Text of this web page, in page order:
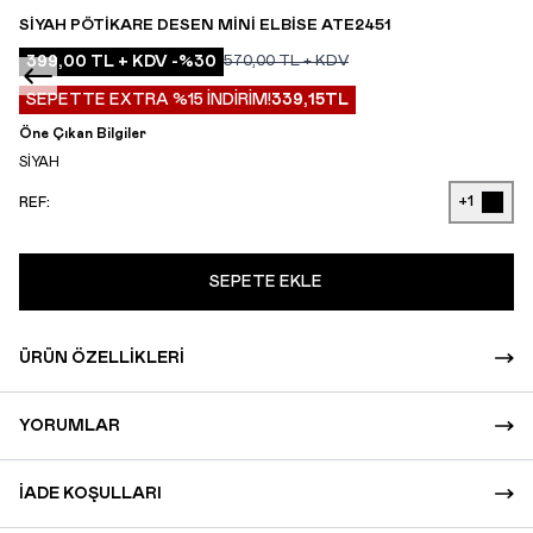
SIYAH PÖTIKARE DESEN MINI ELBISE ATE2451
399,00 TL + KDV -%30 570,00TL + KDV
SEPETTE EXTRA %15 İNDİRİM!339,15TL
Öne Çıkan Bilgiler
SİYAH
REF: +1
SEPETE EKLE
ÜRÜN ÖZELLIKLERI
YORUMLAR
İADE KOŞULLARI